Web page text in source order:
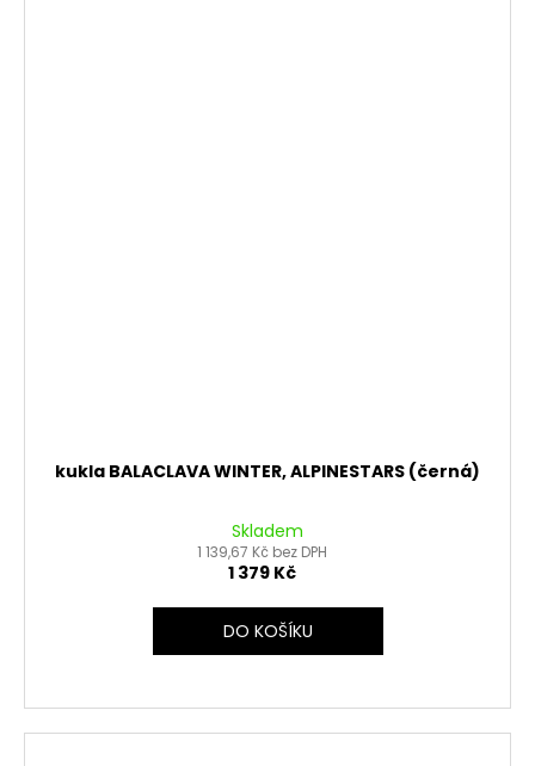
kukla BALACLAVA WINTER, ALPINESTARS (černá)
Skladem
1 139,67 Kč bez DPH
1 379 Kč
DO KOŠÍKU